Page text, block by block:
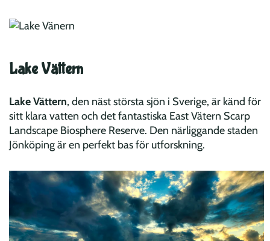
Lake Vättern
Lake Vättern, den näst största sjön i Sverige, är känd för
sitt klara vatten och det fantastiska East Vätern Scarp
Landscape Biosphere Reserve. Den närliggande staden
Jönköping är en perfekt bas för utforskning.